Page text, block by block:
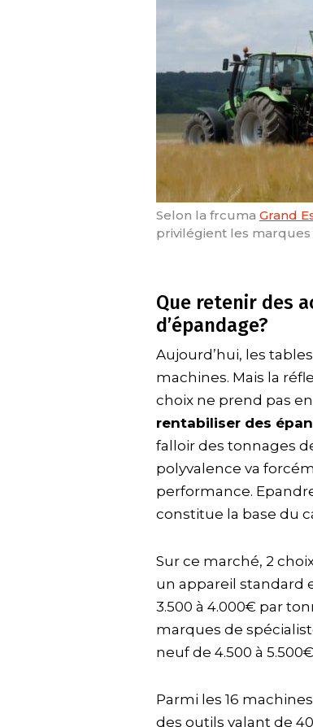
Selon la frcuma Grand
privilégient les
Que retenir des
d’épandage?
Aujourd’hui, les
machines. Mais la
choix ne prend pas
rentabiliser des
falloir des tonnages
polyvalence va
performance.
constitue la base du
Sur ce marché, 2
un appareil standard
3.500 à 4.000€ par
marques de
neuf de 4.500 à
Parmi les 16
des outils valant de